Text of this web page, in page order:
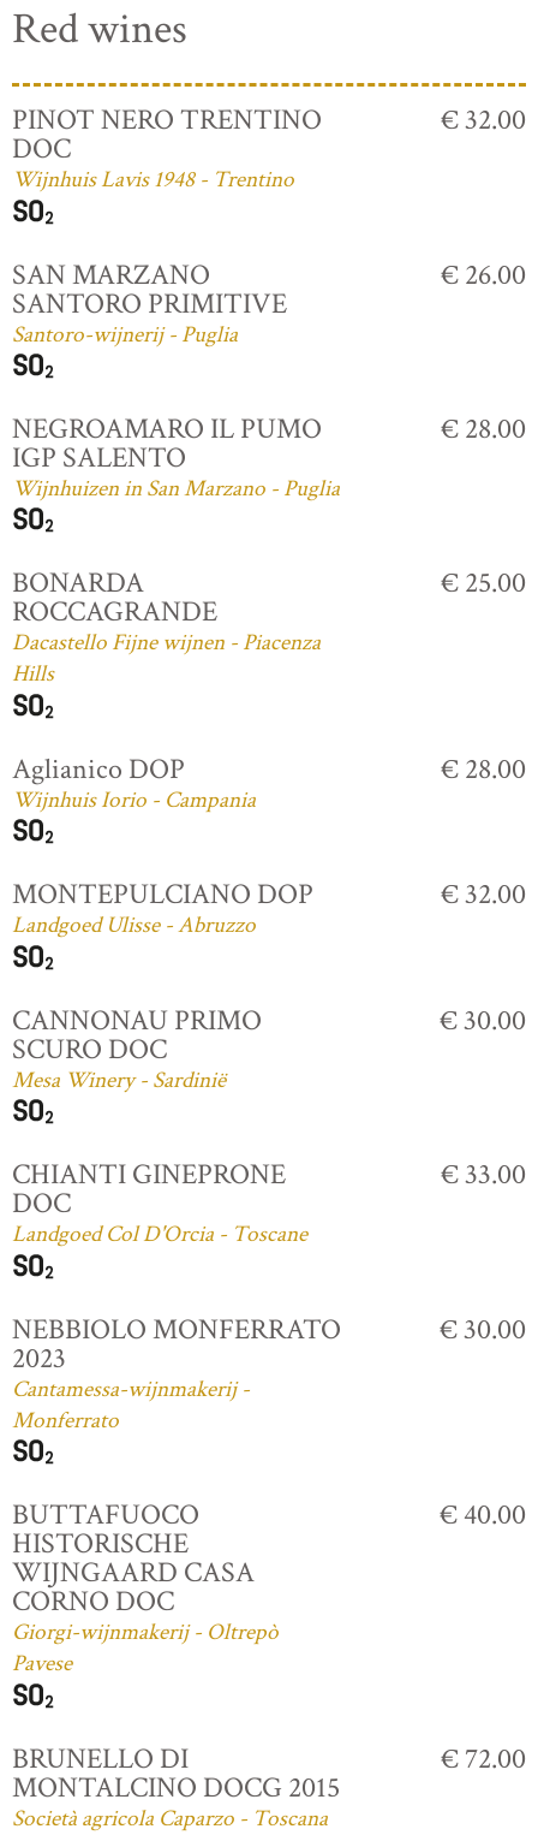
Red wines
PINOT NERO TRENTINO
DOC
Wijnhuis Lavis 1948 - Trentino
€ 32.00
SAN MARZANO
SANTORO PRIMITIVE
Santoro-wijnerij - Puglia
€ 26.00
NEGROAMARO IL PUMO
IGP SALENTO
Wijnhuizen in San Marzano - Puglia
€ 28.00
BONARDA
ROCCAGRANDE
Dacastello Fijne wijnen - Piacenza
Hills
€ 25.00
Aglianico DOP
Wijnhuis Iorio - Campania
€ 28.00
MONTEPULCIANO DOP
Landgoed Ulisse - Abruzzo
€ 32.00
CANNONAU PRIMO
SCURO DOC
Mesa Winery - Sardinië
€ 30.00
CHIANTI GINEPRONE
DOC
Landgoed Col D'Orcia - Toscane
€ 33.00
NEBBIOLO MONFERRATO
2023
Cantamessa-wijnmakerij -
Monferrato
€ 30.00
BUTTAFUOCO
HISTORISCHE
WIJNGAARD CASA
CORNO DOC
Giorgi-wijnmakerij - Oltrepò
Pavese
€ 40.00
BRUNELLO DI
MONTALCINO DOCG 2015
Società agricola Caparzo - Toscana
€ 72.00